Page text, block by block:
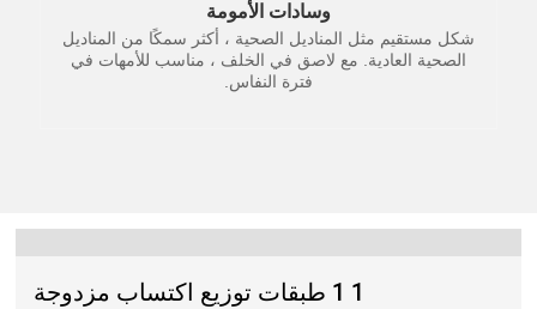
وسادات الأمومة
شكل مستقيم مثل المناديل الصحية ، أكثر سمكًا من المناديل
الصحية العادية. مع لاصق في الخلف ، مناسب للأمهات في
فترة النفاس.
1 1 طبقات توزيع اكتساب مزدوجة